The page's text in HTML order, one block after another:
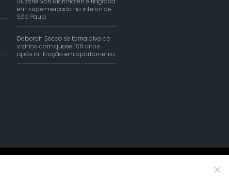
em supermercado no interior de
São Paulo
Deborah Secco se torna alvo de
vizinho com quase 100 anos
após infiltração em apartamento